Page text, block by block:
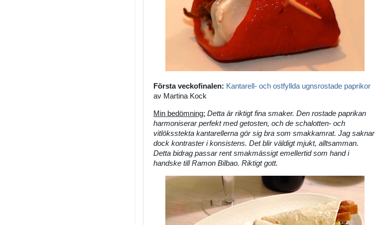
Första veckofinalen: Kantarell- och ostfyllda ugnsrostade paprikor
av Martina Kock
Min bedömning: Detta är riktigt fina smaker. Den rostade paprikan
harmoniserar perfekt med getosten, och de schalotten- och
vitlöksstekta kantarellerna gör sig bra som smakkamrat. Jag saknar
dock kontraster i konsistens. Det blir väldigt mjukt, alltsamman.
Detta bidrag passar rent smakmässigt emellertid som hand i
handske till Ramon Bilbao. Riktigt gott.